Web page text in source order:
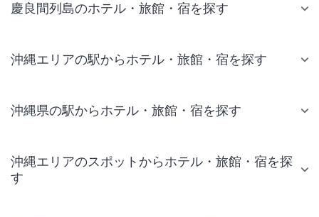
慶良間列島のホテル・旅館・宿を探す
沖縄エリアの駅からホテル・旅館・宿を探す
沖縄県の駅からホテル・旅館・宿を探す
沖縄エリアのスポットからホテル・旅館・宿を探
す